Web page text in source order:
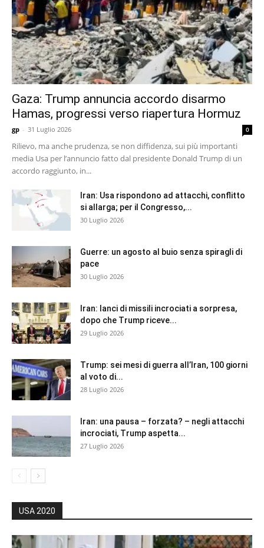
Gaza: Trump annuncia accordo disarmo
Hamas, progressi verso riapertura Hormuz
gp - 31 Luglio 2026 0
Rilievo, ma anche prudenza, se non diffidenza, sui più importanti
media Usa per l’annuncio fatto dal presidente Donald Trump di un
accordo raggiunto, in...
Iran: Usa rispondono ad attacchi, conflitto
si allarga; per il Congresso,...
30 Luglio 2026
Guerre: un agosto al buio senza spiragli di
pace
30 Luglio 2026
Iran: lanci di missili incrociati a sorpresa,
dopo che Trump riceve...
29 Luglio 2026
Trump: sei mesi di guerra all’Iran, 100 giorni
al voto di...
28 Luglio 2026
Iran: una pausa – forzata? – negli attacchi
incrociati, Trump aspetta...
27 Luglio 2026
USA 2020